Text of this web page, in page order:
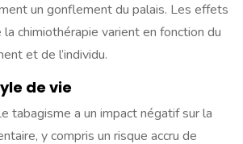
un gonflement du palais. Les effets
chimiothérapie varient en fonction du
et de l’individu.
de vie
tabagisme a un impact négatif sur la
y compris un risque accru de